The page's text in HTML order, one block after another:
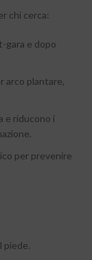
chi cerca:
gara e dopo
arco plantare,
e riducono i
per prevenire
piede.